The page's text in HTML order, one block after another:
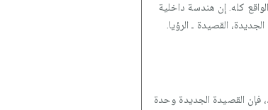
كله. إن هندسة داخلية
القصيدة ـ الرؤيا.
فإن القصيدة الجديدة وحدة